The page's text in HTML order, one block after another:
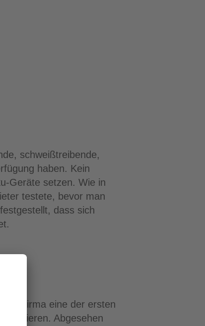
schweißtreibende,
haben. Kein
Geräte setzen. Wie in
testete, bevor man
dass sich
die Firma eine der ersten
Abgesehen